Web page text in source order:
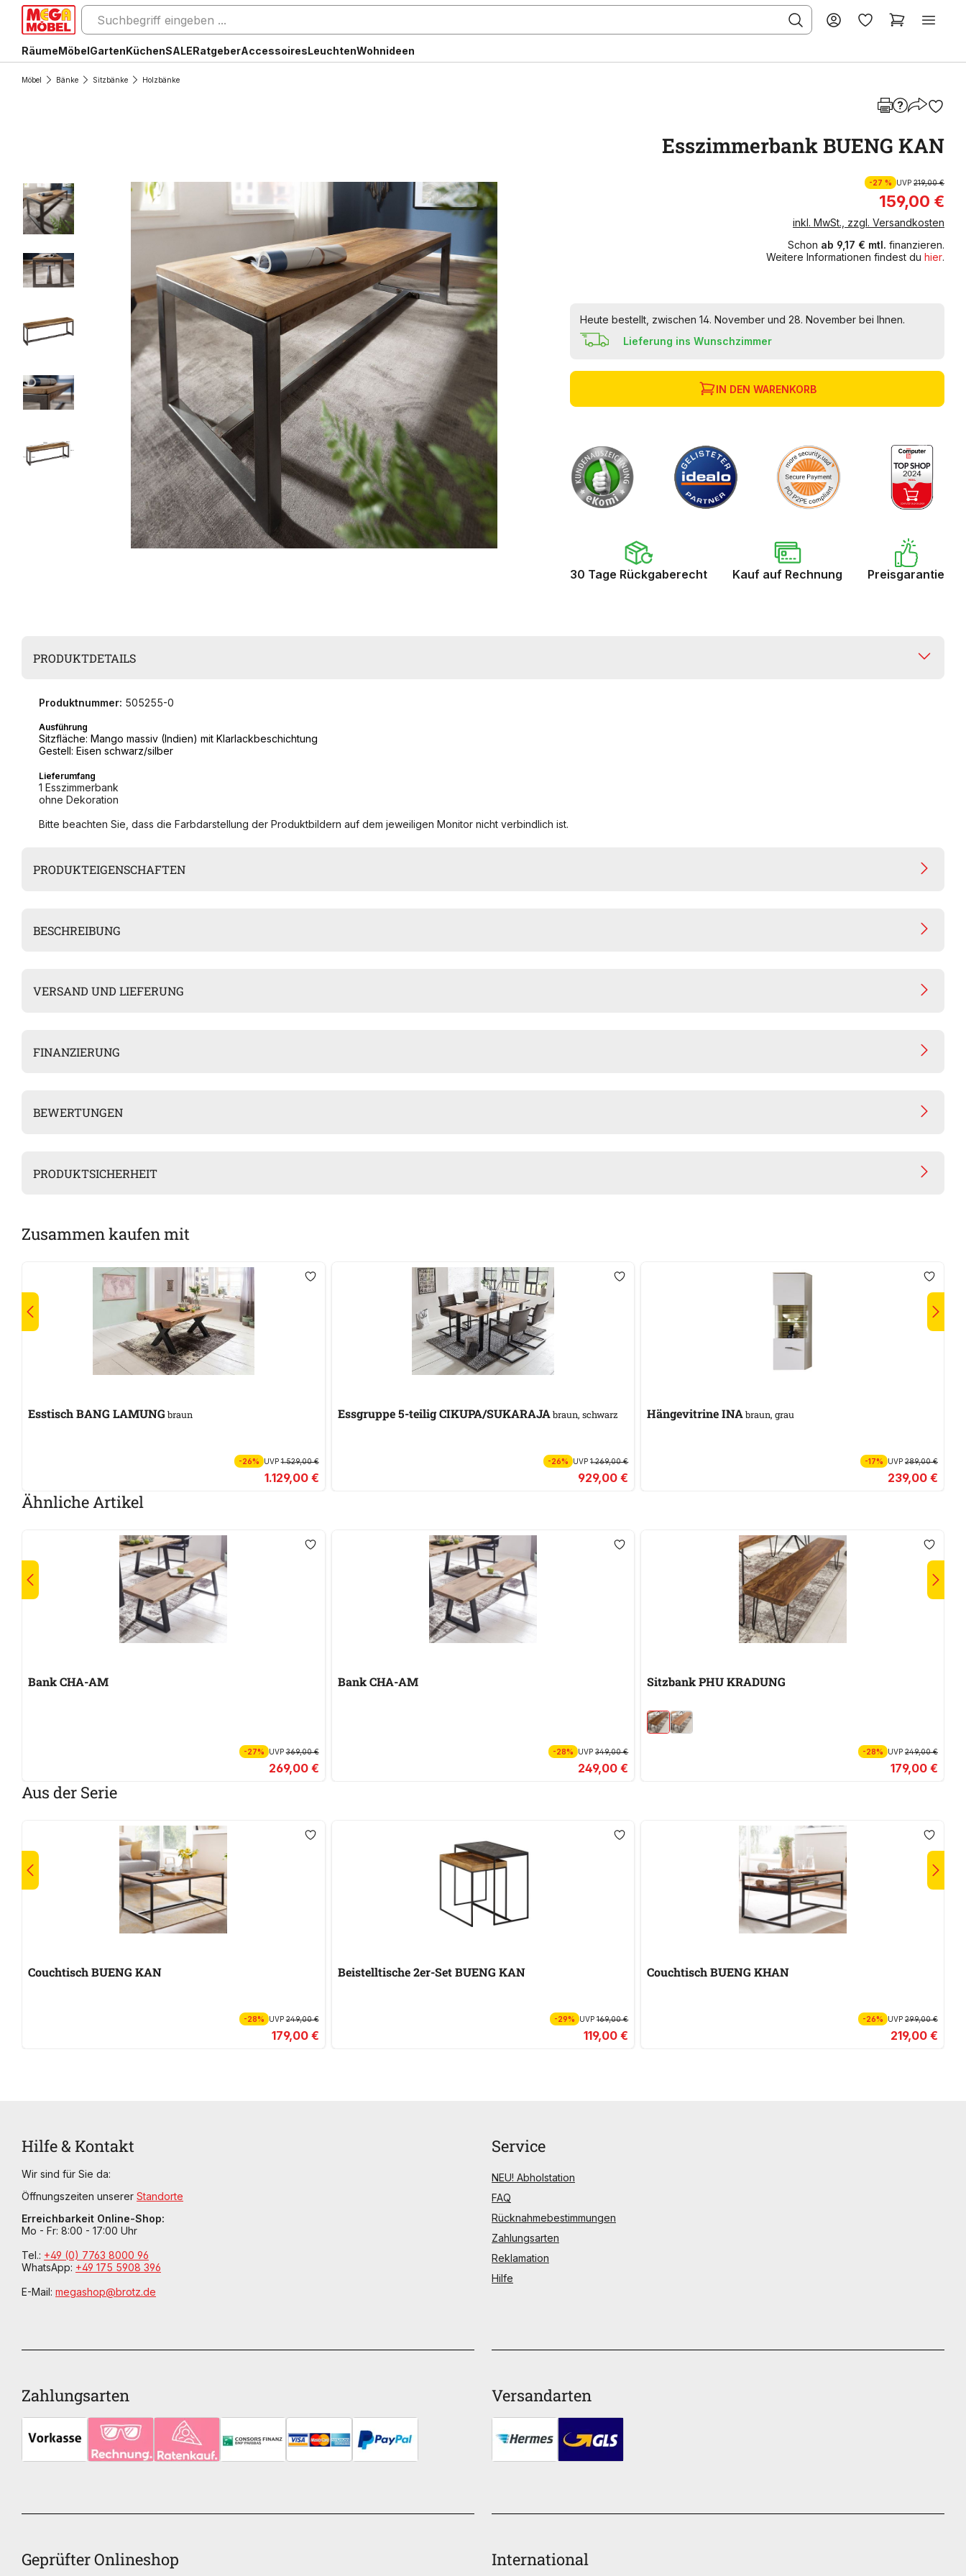
RäumeMöbelGartenKüchenSALERatgeberAccessoiresLeuchtenWohnideen
Möbel Bänke Sitzbänke Holzbänke
Esszimmerbank BUENG KAN
-27 % UVP 219,00 €
159,00 €
inkl. MwSt., zzgl. Versandkosten
Schon ab 9,17 € mtl. finanzieren.
Weitere Informationen findest du hier.
Heute bestellt, zwischen 14. November und 28. November bei Ihnen.
Lieferung ins Wunschzimmer
IN DEN WARENKORB
30 Tage Rückgaberecht Kauf auf Rechnung Preisgarantie
PRODUKTDETAILS
Produktnummer: 505255-0
Ausführung
Sitzfläche: Mango massiv (Indien) mit Klarlackbeschichtung
Gestell: Eisen schwarz/silber
Lieferumfang
1 Esszimmerbank
ohne Dekoration
Bitte beachten Sie, dass die Farbdarstellung der Produktbildern auf dem jeweiligen Monitor nicht verbindlich ist.
PRODUKTEIGENSCHAFTEN
BESCHREIBUNG
VERSAND UND LIEFERUNG
FINANZIERUNG
BEWERTUNGEN
PRODUKTSICHERHEIT
Zusammen kaufen mit
Esstisch BANG LAMUNG braun
-26% UVP1.529,00 €
1.129,00 €
Essgruppe 5-teilig CIKUPA/SUKARAJAbraun, schwarz
-26% UVP1.269,00 €
929,00 €
Hängevitrine INAbraun, grau
-17% UVP 289,00 €
239,00 €
Ähnliche Artikel
Bank CHA-AM
-27% UVP369,00 €
269,00 €
Bank CHA-AM
-28% UVP349,00 €
249,00 €
Sitzbank PHU KRADUNG
-28% UVP 249,00 €
179,00 €
Aus der Serie
Couchtisch BUENG KAN
-28% UVP249,00 €
179,00 €
Beistelltische 2er-Set BUENG KAN
-29% UVP169,00 €
119,00 €
Couchtisch BUENG KHAN
-26% UVP 299,00 €
219,00 €
Hilfe & Kontakt
Wir sind für Sie da:
Öffnungszeiten unserer Standorte
Erreichbarkeit Online-Shop:
Mo - Fr: 8:00 - 17:00 Uhr
Tel.: +49 (0) 7763 8000 96
WhatsApp: +49 175 5908 396
E-Mail: megashop@brotz.de
Geprüfter Onlineshop
Zahlungsarten Versandarten
International
Service
NEU! Abholstation
FAQ
Rücknahmebestimmungen
Zahlungsarten
Reklamation
Hilfe